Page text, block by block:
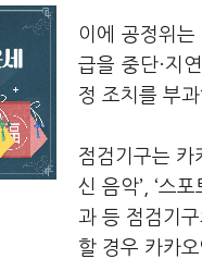
이에 공정위
급을 중단·지
정 조치를 부
점검기구는 카
신 음악’, ‘스포
과 등 점검기
할 경우 카카